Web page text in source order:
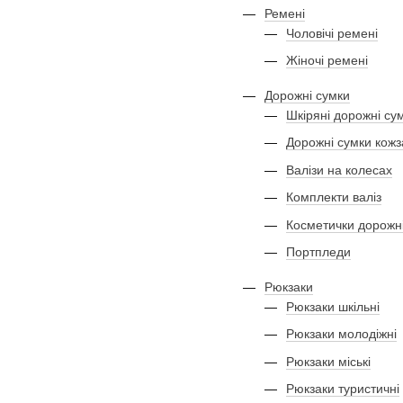
Ремені
Чоловічі ремені
Жіночі ремені
Дорожні сумки
Шкіряні дорожні
Дорожні сумки
Валізи на колесах
Комплекти валіз
Косметички
Портпледи
Рюкзаки
Рюкзаки шкільні
Рюкзаки молодіжні
Рюкзаки міські
Рюкзаки туристичні